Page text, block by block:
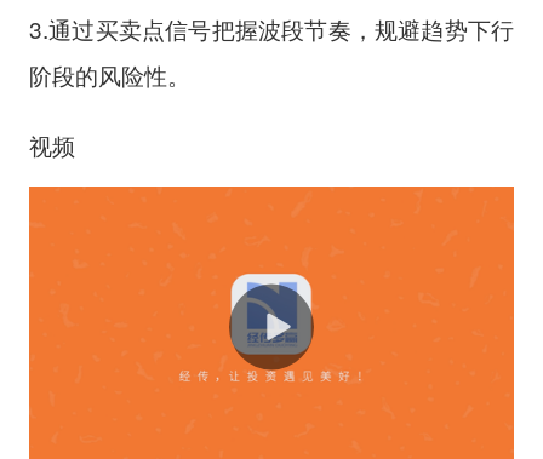
3.通过买卖点信号把握波段节奏，规避趋势下行
阶段的风险性。
视频